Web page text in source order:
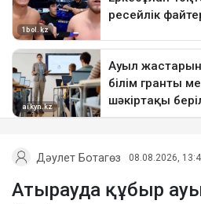
Дәулет Ботагөз 08.08.2026,
Атырауда құбыр